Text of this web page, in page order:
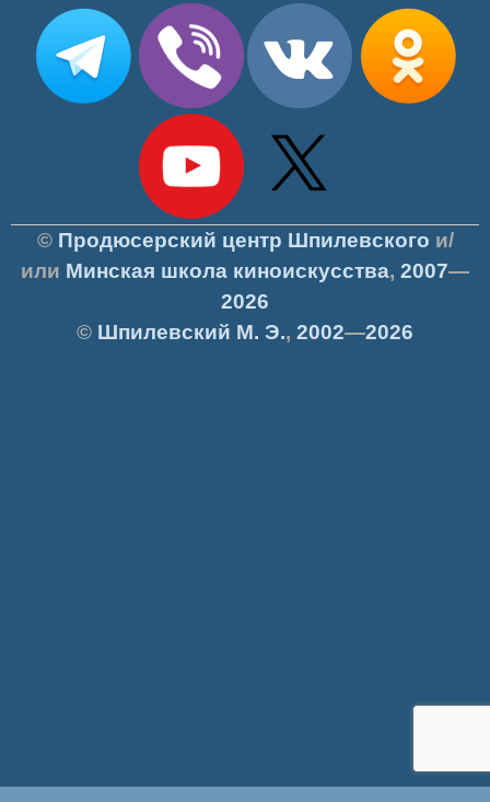
© Продюсерский центр Шпилевского и/
или Минская школа киноискусства, 2007—
2026
© Шпилевский М. Э., 2002—2026